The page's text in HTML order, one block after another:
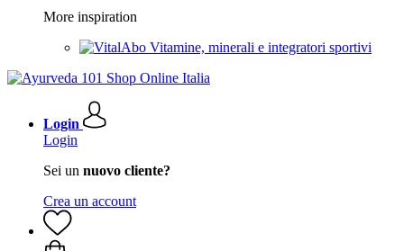
More inspiration
Vitamine, minerali e integratori sportivi
Login
Login
Sei un nuovo cliente?
Crea un account